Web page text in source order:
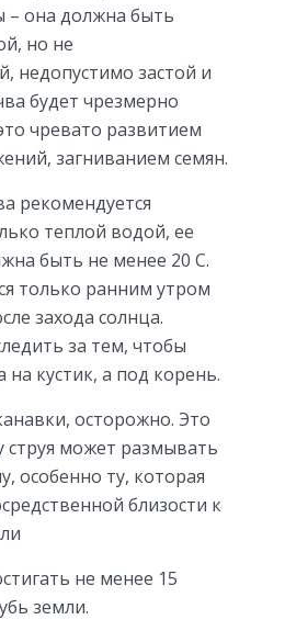
– она должна быть
но не
недопустимо застой и
будет чрезмерно
чревато развитием
загниванием семян.
рекомендуется
теплой водой, ее
быть не менее 20 С.
только ранним утром
захода солнца.
за тем, чтобы
на кустик, а под корень.
осторожно. Это
струя может размывать
особенно ту, которая
близости к
не менее 15
земли.